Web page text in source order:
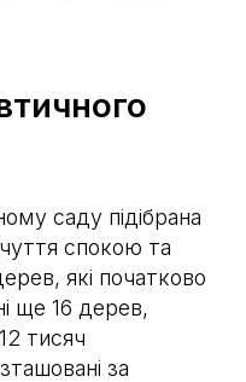
саду підібрана
спокою та
які початково
ще 16 дерев,
тисяч
за